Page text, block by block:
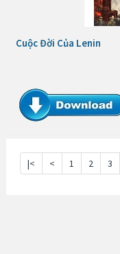
Cuộc Đời Của Lenin
|< < 1 2 3